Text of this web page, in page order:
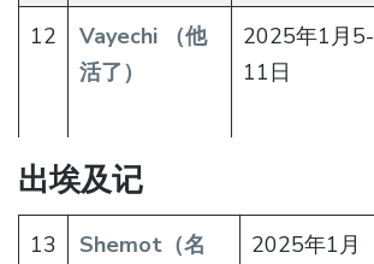
12
Vayechi （他
活了）
2025年1月5-
11日
出埃及记
13
Shemot（名
2025年1月